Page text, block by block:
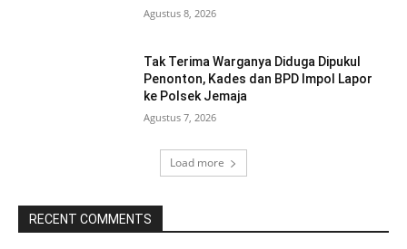
Agustus 8, 2026
Tak Terima Warganya Diduga Dipukul
Penonton, Kades dan BPD Impol Lapor
ke Polsek Jemaja
Agustus 7, 2026
Load more
RECENT COMMENTS